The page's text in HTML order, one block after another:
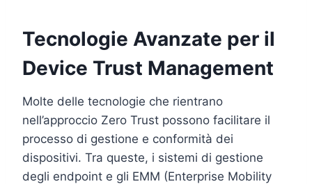
Tecnologie Avanzate per il
Device Trust Management
Molte delle tecnologie che rientrano
nell’approccio Zero Trust possono facilitare il
processo di gestione e conformità dei
dispositivi. Tra queste, i sistemi di gestione
degli endpoint e gli EMM (Enterprise Mobility